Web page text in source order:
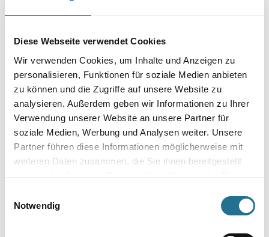
Diese Webseite verwendet Cookies
Wir verwenden Cookies, um Inhalte und Anzeigen zu
personalisieren, Funktionen für soziale Medien anbieten
zu können und die Zugriffe auf unsere Website zu
analysieren. Außerdem geben wir Informationen zu Ihrer
Verwendung unserer Website an unsere Partner für
soziale Medien, Werbung und Analysen weiter. Unsere
Partner führen diese Informationen möglicherweise mit
weiteren Daten zusammen, die Sie ihnen bereitgestellt
haben oder die sie im Rahmen Ihrer Nutzung der Dienste
Notwendig
MPlus MultiVorstrich 10,0
kg EC1 Plus & Blauer
Engel NEU
8001-003349
Bitte einloggen, um Preise zu
MPlus MultiVorstrich 5,0 kg
EC1 Plus & Blauer Engel
NEU
8001-003350
Bitte einloggen, um Preise zu